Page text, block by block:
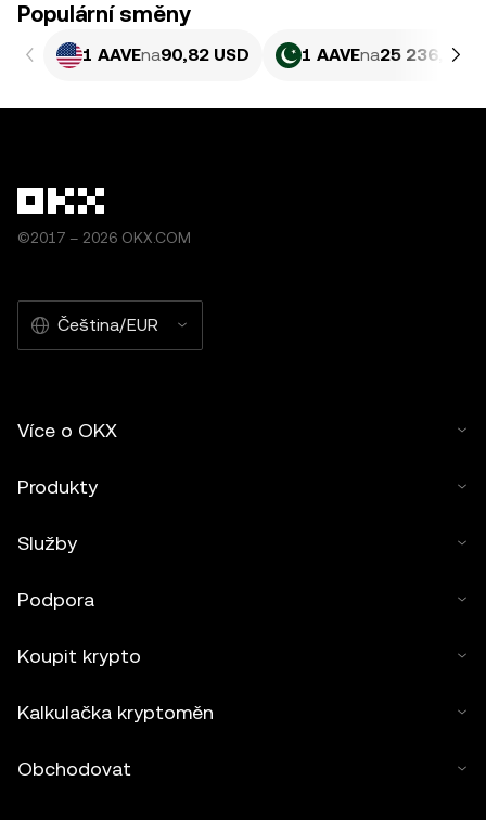
Populární směny
1 AAVEna90,82 USD 1 AAVEna25 236,11
©2017 – 2026 OKX.COM
Čeština/EUR
Více o OKX
Produkty
Služby
Podpora
Koupit krypto
Kalkulačka kryptoměn
Obchodovat